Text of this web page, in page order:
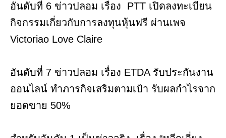
อันดับที่ 6 ข่าวปลอม เรื่อง PTT เปิดลงทะเบียน
กิจกรรมเกี่ยวกับการลงทุนหุ้นฟรี ผ่านเพจ
Victoriao Love Claire
อันดับที่ 7 ข่าวปลอม เรื่อง ETDA รับประกันงาน
ออนไลน์ ทำภารกิจเสริมตามเป้า รับผลกำไรจาก
ยอดขาย 50%